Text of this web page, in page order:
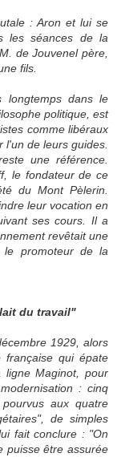
: Aron et lui se
les séances de la
de Jouvenel père,
fils.
longtemps dans le
politique, est
comme libéraux
de leurs guides.
une référence.
le fondateur de ce
du Mont Pèlerin.
leur vocation en
ses cours. Il a
revêtait une
le promoteur de la
du travail"
1929, alors
française qui épate
Maginot, pour
: cinq
aux quatre
de simples
fait conclure : "On
puisse être assurée